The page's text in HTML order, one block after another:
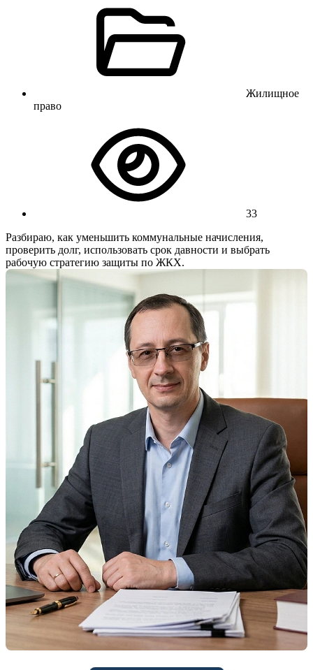
Жилищное
право
33
Разбираю, как уменьшить коммунальные начисления,
проверить долг, использовать срок давности и выбрать
рабочую стратегию защиты по ЖКХ.